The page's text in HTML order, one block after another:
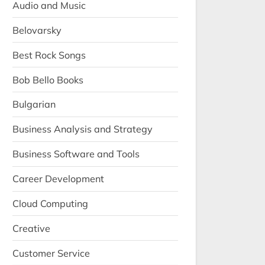
Audio and Music
Belovarsky
Best Rock Songs
Bob Bello Books
Bulgarian
Business Analysis and Strategy
Business Software and Tools
Career Development
Cloud Computing
Creative
Customer Service